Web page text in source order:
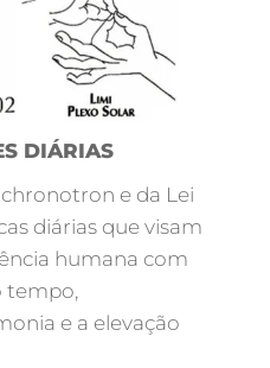
DIÁRIAS
e da Lei
diárias que visam
humana com
tempo,
e a elevação